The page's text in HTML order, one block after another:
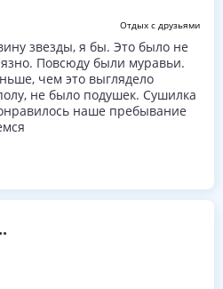
Отдых с друзьями
звезды, я бы. Это было не
Повсюду были муравьи.
чем это выглядело
не было подушек. Сушилка
наше пребывание